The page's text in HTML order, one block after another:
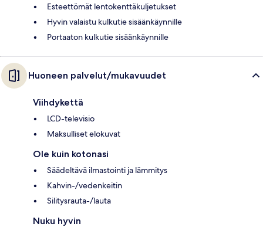
Esteettömät lentokenttäkuljetukset
Hyvin valaistu kulkutie sisäänkäynnille
Portaaton kulkutie sisäänkäynnille
Huoneen palvelut/mukavuudet
Viihdykettä
LCD-televisio
Maksulliset elokuvat
Ole kuin kotonasi
Säädeltävä ilmastointi ja lämmitys
Kahvin-/vedenkeitin
Silitysrauta-/lauta
Nuku hyvin